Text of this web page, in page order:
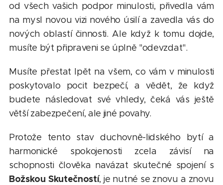
od všech vašich podpor minulosti, přivedla vám
na mysl novou vizi nového úsilí a zavedla vás do
nových oblastí činnosti. Ale když k tomu dojde,
musíte být připraveni se úplně "odevzdat".
Musíte přestat lpět na všem, co vám v minulosti
poskytovalo pocit bezpečí, a vědět, že když
budete následovat své vhledy, čeká vás ještě
větší zabezpečení, ale jiné povahy.
Protože tento stav duchovně-lidského bytí a
harmonické spokojenosti zcela závisí na
schopnosti člověka navázat skutečné spojení s
Božskou Skutečností, je nutné se znovu a znovu